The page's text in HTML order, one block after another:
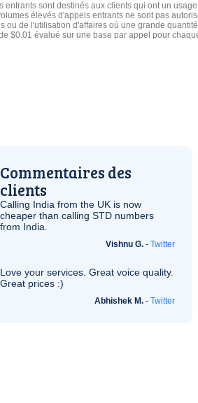
entrants sont destinés aux clients qui ont un
élevés d'appels entrants ne sont pas
ou de l'utilisation d'affaires où une grande
$0.01 évalué sur une base par appel pour
Commentaires des
clients
Calling India from the UK is now
cheaper than calling STD numbers
from India.
Vishnu G. - Twitter
Love your services. Great voice quality.
Great prices :)
Abhishek M. - Twitter